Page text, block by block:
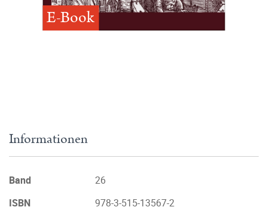
E-Book
Informationen
Band
26
ISBN
978-3-515-13567-2